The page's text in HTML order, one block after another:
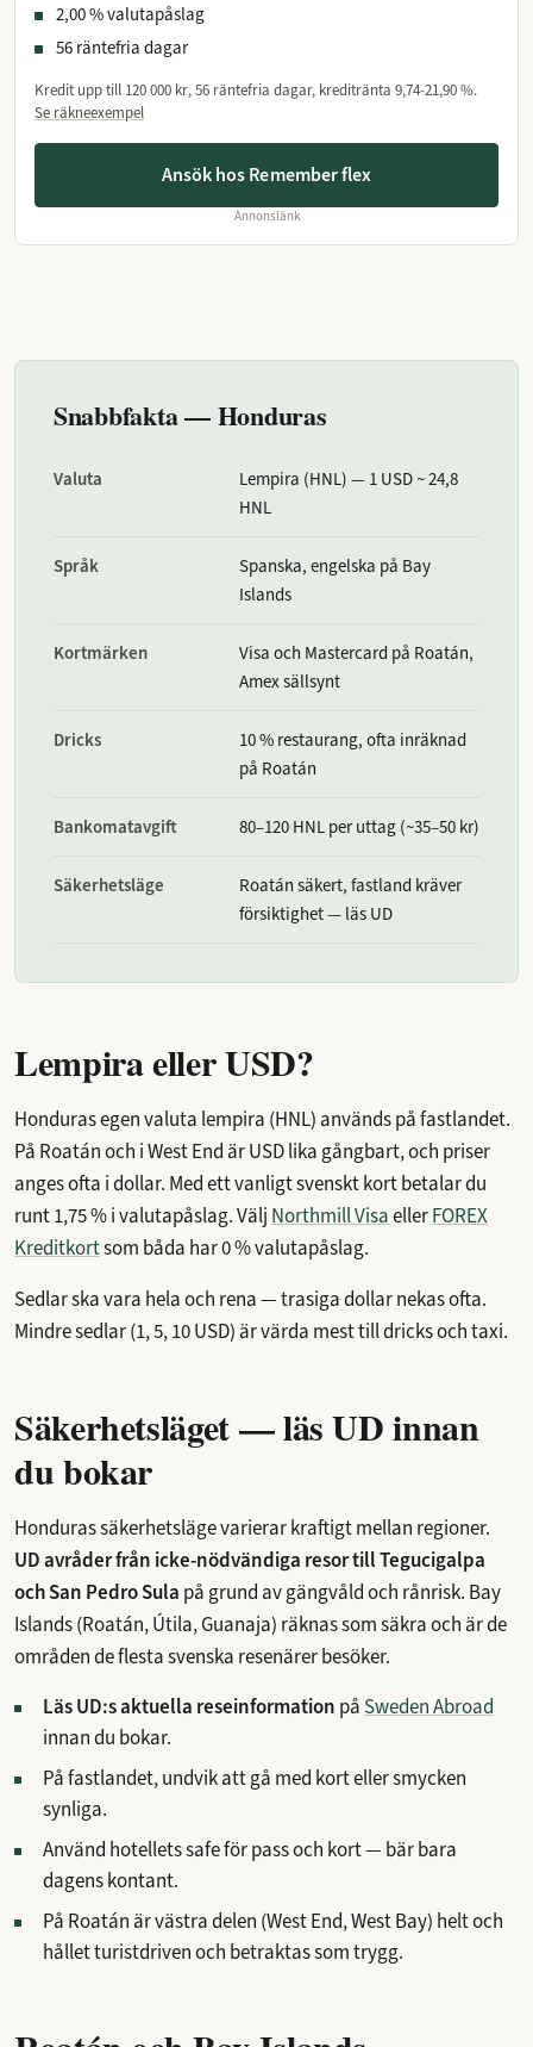
2,00 % valutapåslag
56 räntefria dagar
Kredit upp till 120 000 kr, 56 räntefria dagar, kreditränta 9,74-21,90 %.
Se räkneexempel
Ansök hos Remember flex
Annonslänk
Snabbfakta — Honduras
Valuta
Lempira (HNL) — 1 USD ~ 24,8
HNL
Språk
Spanska, engelska på Bay
Islands
Kortmärken
Visa och Mastercard på Roatán,
Amex sällsynt
Dricks
10 % restaurang, ofta inräknad
på Roatán
Bankomatavgift 80–120 HNL per uttag (~35–50 kr)
Säkerhetsläge
Roatán säkert, fastland kräver
försiktighet — läs UD
Lempira eller USD?
Honduras egen valuta lempira (HNL) används på fastlandet.
På Roatán och i West End är USD lika gångbart, och priser
anges ofta i dollar. Med ett vanligt svenskt kort betalar du
runt 1,75 % i valutapåslag. Välj Northmill VisaellerFOREX
Kreditkortsom båda har 0 % valutapåslag.
Sedlar ska vara hela och rena — trasiga dollar nekas ofta.
Mindre sedlar (1, 5, 10 USD) är värda mest till dricks och taxi.
Säkerhetsläget — läs UD innan
du bokar
Honduras säkerhetsläge varierar kraftigt mellan regioner.
UD avråder från icke-nödvändiga resor till Tegucigalpa
och San Pedro Sula på grund av gängvåld och rånrisk. Bay
Islands (Roatán, Útila, Guanaja) räknas som säkra och är de
områden de flesta svenska resenärer besöker.
Läs UD:s aktuella reseinformation på Sweden Abroad
innan du bokar.
På fastlandet, undvik att gå med kort eller smycken
synliga.
Använd hotellets safe för pass och kort — bär bara
dagens kontant.
På Roatán är västra delen (West End, West Bay) helt och
hållet turistdriven och betraktas som trygg.